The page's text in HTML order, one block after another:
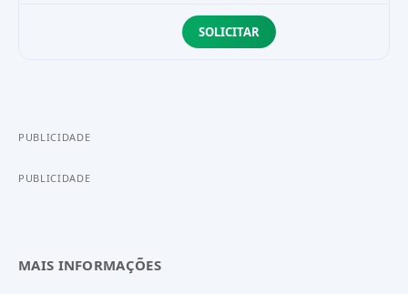
SOLICITAR
PUBLICIDADE
PUBLICIDADE
MAIS INFORMAÇÕES